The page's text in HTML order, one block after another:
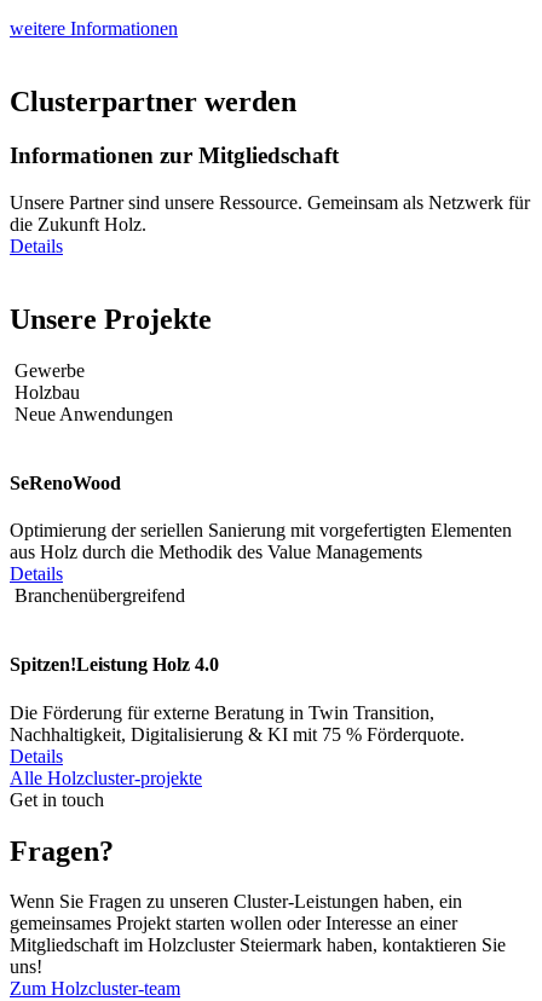
weitere Informationen
Clusterpartner werden
Informationen zur Mitgliedschaft
Unsere Partner sind unsere Ressource. Gemeinsam als Netzwerk für
die Zukunft Holz.
Details
Unsere Projekte
Gewerbe
Holzbau
Neue Anwendungen
SeRenoWood
Optimierung der seriellen Sanierung mit vorgefertigten Elementen
aus Holz durch die Methodik des Value Managements
Details
Branchenübergreifend
Spitzen!Leistung Holz 4.0
Die Förderung für externe Beratung in Twin Transition,
Nachhaltigkeit, Digitalisierung & KI mit 75 % Förderquote.
Details
Alle Holzcluster-projekte
Get in touch
Fragen?
Wenn Sie Fragen zu unseren Cluster-Leistungen haben, ein
gemeinsames Projekt starten wollen oder Interesse an einer
Mitgliedschaft im Holzcluster Steiermark haben, kontaktieren Sie
uns!
Zum Holzcluster-team